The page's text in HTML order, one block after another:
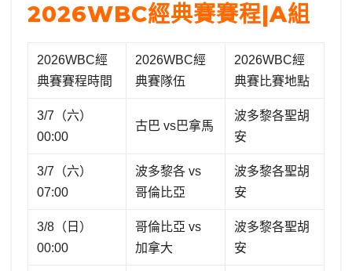
2026WBC經典賽賽程|A組
2026WBC經
典賽賽程時間
2026WBC經
典賽隊伍
2026WBC經
典賽比賽地點
3/7（六）
00:00
古巴 vs巴拿馬
波多黎各聖胡
安
3/7（六）
07:00
波多黎各 vs
哥倫比亞
波多黎各聖胡
安
3/8（日）
00:00
哥倫比亞 vs
加拿大
波多黎各聖胡
安